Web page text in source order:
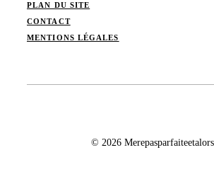
PLAN DU SITE
CONTACT
MENTIONS LÉGALES
© 2026